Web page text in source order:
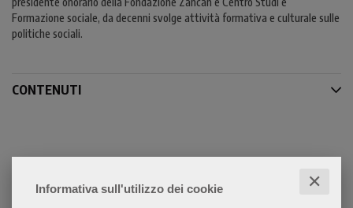
Informativa sull'utilizzo dei cookie ✕
Formazione sociale, da decenni svolge attività formativa e culturale sulle
politiche sociali.
CONTENUTI